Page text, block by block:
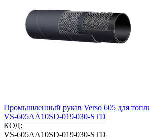
Промышленный рукав Verso 605 для
VS-605AA10SD-019-030-STD
КОД:
VS-605AA10SD-019-030-STD